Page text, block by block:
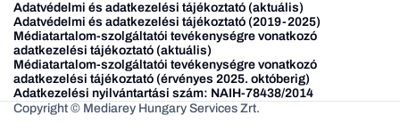
Adatvédelmi és adatkezelési tájékoztató (aktuális)
Adatvédelmi és adatkezelési tájékoztató (2019-2025)
Médiatartalom-szolgáltatói tevékenységre vonatkozó
adatkezelési tájékoztató (aktuális)
Médiatartalom-szolgáltatói tevékenységre vonatkozó
adatkezelési tájékoztató (érvényes 2025. októberig)
Adatkezelési nyilvántartási szám: NAIH-78438/2014
Copyright © Mediarey Hungary Services Zrt.